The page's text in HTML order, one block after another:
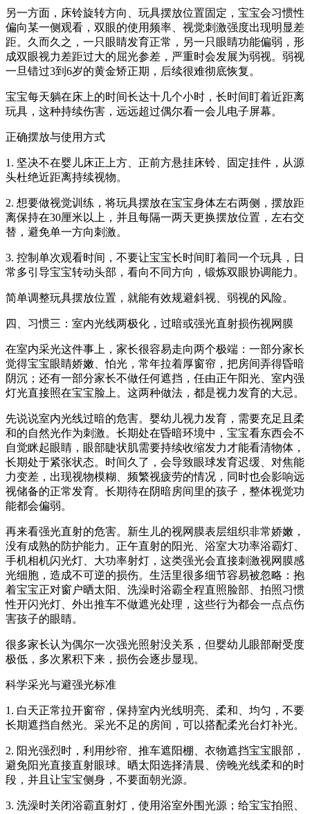
另一方面，床铃旋转方向、玩具摆放位置固定，宝宝会习惯性
偏向某一侧观看，双眼的使用频率、视觉刺激强度出现明显差
距。久而久之，一只眼睛发育正常，另一只眼睛功能偏弱，形
成双眼视力差距过大的屈光参差，严重时会发展为弱视。弱视
一旦错过3到6岁的黄金矫正期，后续很难彻底恢复。
宝宝每天躺在床上的时间长达十几个小时，长时间盯着近距离
玩具，这种持续伤害，远远超过偶尔看一会儿电子屏幕。
正确摆放与使用方式
1. 坚决不在婴儿床正上方、正前方悬挂床铃、固定挂件，从源
头杜绝近距离持续视物。
2. 想要做视觉训练，将玩具摆放在宝宝身体左右两侧，摆放距
离保持在30厘米以上，并且每隔一两天更换摆放位置，左右交
替，避免单一方向刺激。
3. 控制单次观看时间，不要让宝宝长时间盯着同一个玩具，日
常多引导宝宝转动头部，看向不同方向，锻炼双眼协调能力。
简单调整玩具摆放位置，就能有效规避斜视、弱视的风险。
四、习惯三：室内光线两极化，过暗或强光直射损伤视网膜
在室内采光这件事上，家长很容易走向两个极端：一部分家长
觉得宝宝眼睛娇嫩、怕光，常年拉着厚窗帘，把房间弄得昏暗
阴沉；还有一部分家长不做任何遮挡，任由正午阳光、室内强
灯光直接照在宝宝脸上。这两种做法，都是视力发育的大忌。
先说说室内光线过暗的危害。婴幼儿视力发育，需要充足且柔
和的自然光作为刺激。长期处在昏暗环境中，宝宝看东西会不
自觉眯起眼睛，眼部睫状肌需要持续收缩发力才能看清物体，
长期处于紧张状态。时间久了，会导致眼球发育迟缓、对焦能
力变差，出现视物模糊、频繁视疲劳的情况，同时也会影响远
视储备的正常发育。长期待在阴暗房间里的孩子，整体视觉功
能都会偏弱。
再来看强光直射的危害。新生儿的视网膜表层组织非常娇嫩，
没有成熟的防护能力。正午直射的阳光、浴室大功率浴霸灯、
手机相机闪光灯、大功率射灯，这类强光会直接刺激视网膜感
光细胞，造成不可逆的损伤。生活里很多细节容易被忽略：抱
着宝宝正对窗户晒太阳、洗澡时浴霸全程直照脸部、拍照习惯
性开闪光灯、外出推车不做遮光处理，这些行为都会一点点伤
害孩子的眼睛。
很多家长认为偶尔一次强光照射没关系，但婴幼儿眼部耐受度
极低，多次累积下来，损伤会逐步显现。
科学采光与避强光标准
1. 白天正常拉开窗帘，保持室内光线明亮、柔和、均匀，不要
长期遮挡自然光。采光不足的房间，可以搭配柔光台灯补光。
2. 阳光强烈时，利用纱帘、推车遮阳棚、衣物遮挡宝宝眼部，
避免阳光直接直射眼球。晒太阳选择清晨、傍晚光线柔和的时
段，并且让宝宝侧身，不要面朝光源。
3. 洗澡时关闭浴霸直射灯，使用浴室外围光源；给宝宝拍照、